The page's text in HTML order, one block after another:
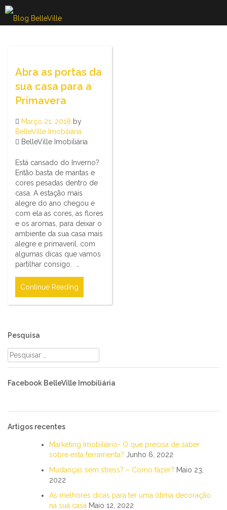
Skip
to
content
Abra as portas da
sua casa para a
Primavera
Março 21, 2018 by
BelleVille Imobiliária
BelleVille Imobiliária
Está cansado do Inverno?
Então basta de mantas e
cores pesadas dentro de
casa. A estação mais
alegre do ano chegou e
com ela as cores, as flores
e os aromas, para deixar o
ambiente da sua casa mais
alegre e primaveril, com
algumas dicas que vamos
partilhar consigo. …
Continue Reading
Pesquisa
Pesquisar
por:
Facebook BelleVille Imobiliária
Artigos recentes
Marketing Imobiliário- O que precisa de saber
sobre esta ferramenta? Junho 6, 2022
Mudanças sem stress? – Como fazer? Maio 23,
2022
As melhores dicas para ter uma ótima decoração
na sua casa Maio 12, 2022